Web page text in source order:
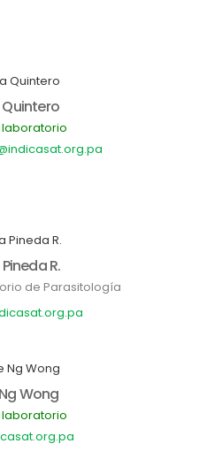
Quintero
R.
de Parasitología
Wong